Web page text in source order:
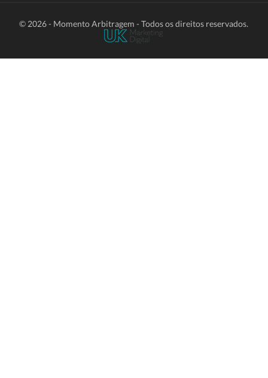
© 2026 - Momento Arbitragem - Todos os direitos reservados.